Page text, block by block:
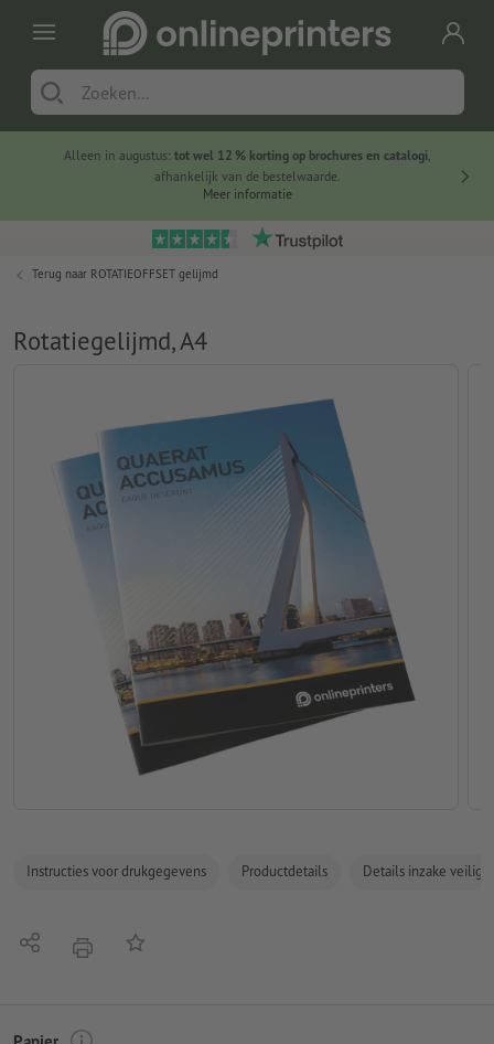
Alleen in augustus: tot wel 12 % korting op brochures en catalogi,
afhankelijk van de bestelwaarde.
Meer informatie
Terug naar ROTATIEOFFSET gelijmd
Rotatiegelijmd, A4
Instructies voor drukgegevens Productdetails Details inzake
Delen afdrukkenOp de lijst